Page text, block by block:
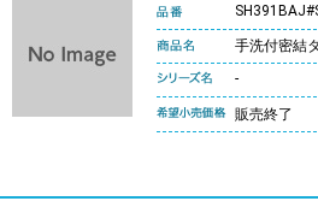
手洗付密結
-
販売終了